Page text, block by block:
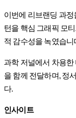
이번에 리브랜딩 과정
턴을 핵심 그래픽 모
적 감수성을 녹였습니
과학 저널에서 차용
을 함께 전달하며, 정
다.
인사이트